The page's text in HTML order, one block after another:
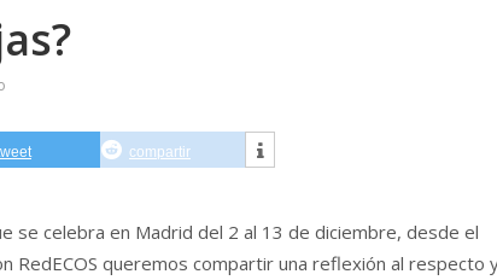
compartir
se celebra en Madrid del 2 al 13 de diciembre, desde el
RedECOS queremos compartir una reflexión al respecto